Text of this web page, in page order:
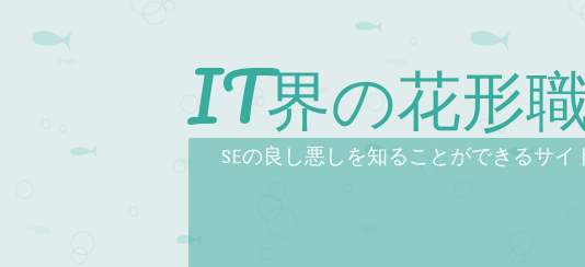
IT界の花形
SEの良し悪しを知ることができるサイ
Menu
Skip to content